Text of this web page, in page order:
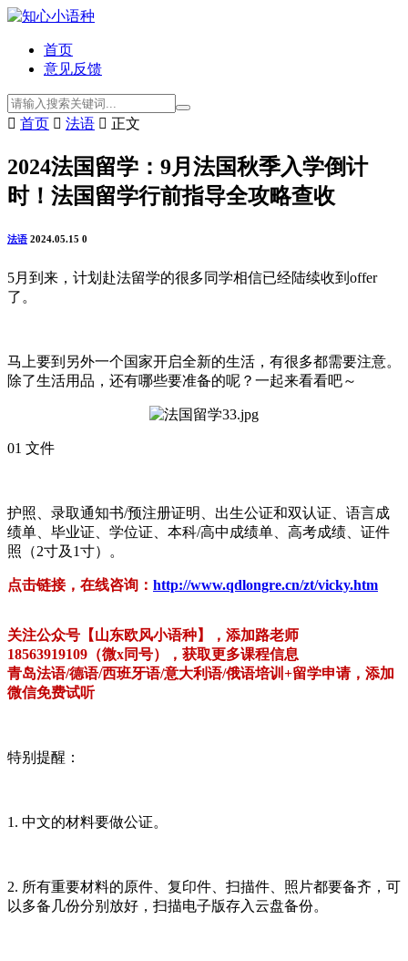
首页
意见反馈
 首页  法语  正文
2024法国留学：9月法国秋季入学倒计
时！法国留学行前指导全攻略查收
法语 2024.05.15 0
5月到来，计划赴法留学的很多同学相信已经陆续收到offer
了。
马上要到另外一个国家开启全新的生活，有很多都需要注意。
除了生活用品，还有哪些要准备的呢？一起来看看吧～
01 文件
护照、录取通知书/预注册证明、出生公证和双认证、语言成
绩单、毕业证、学位证、本科/高中成绩单、高考成绩、证件
照（2寸及1寸）。
点击链接，在线咨询： http://www.qdlongre.cn/zt/vicky.htm
关注公众号【山东欧风小语种】，添加路老师
18563919109（微x同号），获取更多课程信息
青岛法语/德语/西班牙语/意大利语/俄语培训+留学申请，添加
微信免费试听
特别提醒：
1. 中文的材料要做公证。
2. 所有重要材料的原件、复印件、扫描件、照片都要备齐，可
以多备几份分别放好，扫描电子版存入云盘备份。